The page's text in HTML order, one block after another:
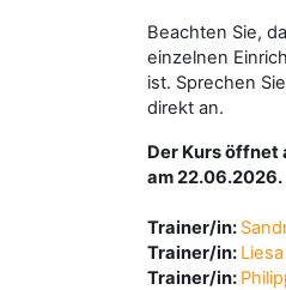
Beachten Sie,
einzelnen
ist. Sprechen
direkt an.
Der Kurs öffnet
am 22.06.2026.
Trainer/in:
Trainer/in:
Trainer/in: